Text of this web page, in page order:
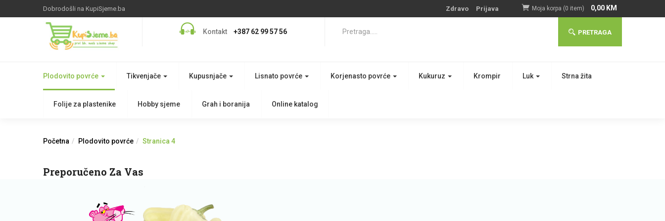
Dobrodošli na KupiSjeme.ba Zdravo Prijava Moja korpa (0 item) 0,00 KM
Kontakt +387 62 99 57 56 PRETRAGA
Plodovito povrće Tikvenjače Kupusnjače Lisnato povrće Korjenasto povrće Kukuruz Krompir Luk Strna žita
Folije za plastenike Hobby sjeme Grah i boranija Online katalog
Početna Plodovito povrće Stranica 4
Preporučeno Za Vas